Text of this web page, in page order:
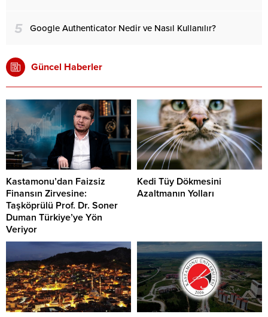
5 Google Authenticator Nedir ve Nasıl Kullanılır?
Güncel Haberler
Kastamonu’dan Faizsiz
Finansın Zirvesine:
Taşköprülü Prof. Dr. Soner
Duman Türkiye’ye Yön
Veriyor
Kedi Tüy Dökmesini
Azaltmanın Yolları